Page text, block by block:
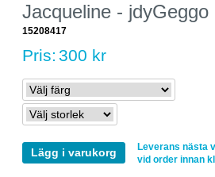
Jacqueline -
15208417
Pris: 300 kr
Lägg i varukorg
Leverans nästa
vid order innan